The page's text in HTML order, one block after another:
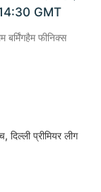
GMT
फीनिक्स
दिल्ली प्रीमियर लीग